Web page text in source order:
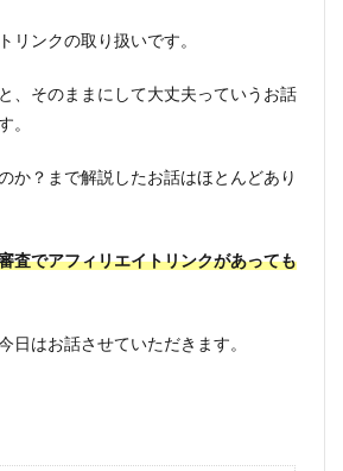
リンクの取り扱いです。
、そのままにして大丈夫っていうお話
。
か？まで解説したお話はほとんどあり
査でアフィリエイトリンクがあっても
日はお話させていただきます。